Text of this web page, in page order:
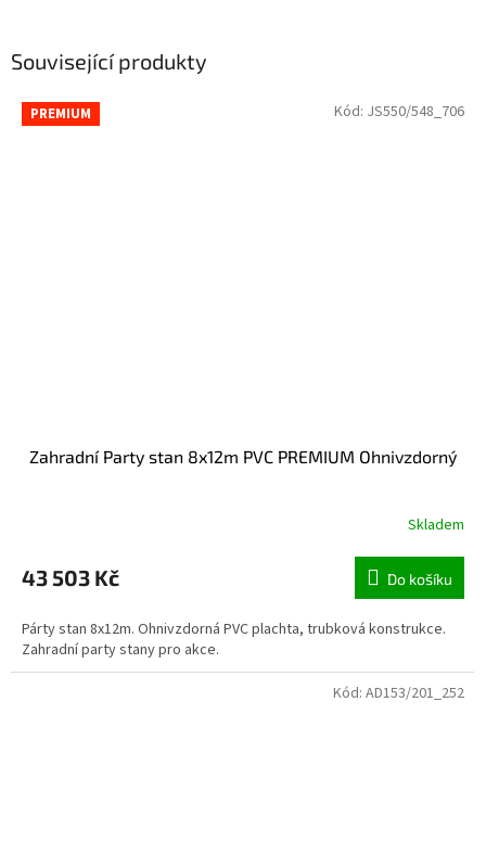
Související produkty
PREMIUM
Zahradní Party stan 8x12m PVC PREMIUM Ohnivzdorný
Skladem
43 503 Kč Do košíku
Párty stan 8x12m. Ohnivzdorná PVC plachta, trubková konstrukce.
Zahradní party stany pro akce.
Kód: JS550/548_706
Kód: AD153/201_252